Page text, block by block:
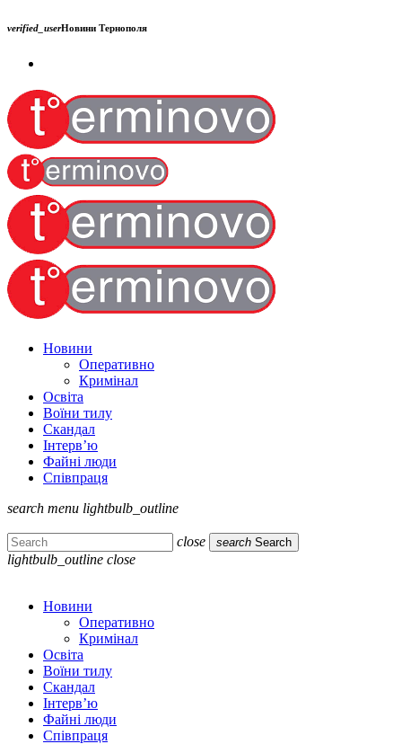
verified_userНовини Тернополя
Новини
Оперативно
Кримінал
Освіта
Воїни тилу
Скандал
Інтерв’ю
Файні люди
Співпраця
search menu lightbulb_outline
close search Search
lightbulb_outline close
Новини
Оперативно
Кримінал
Освіта
Воїни тилу
Скандал
Інтерв’ю
Файні люди
Співпраця